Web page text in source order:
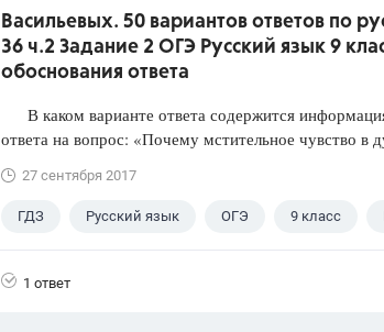
Васильевых. 50 вариантов ответов по
36 ч.2 Задание 2 ОГЭ Русский язык 9
обоснования ответа
В каком варианте ответа содержится
ответа на вопрос: «Почему мстительное чувство в
27 сентября 2017
ГДЗ Русский язык ОГЭ 9 класс
1 ответ